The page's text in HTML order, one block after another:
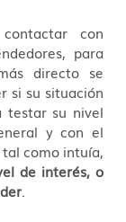
con
para
directo se
si su situación
testar su nivel
y con el
como intuía,
de interés, o